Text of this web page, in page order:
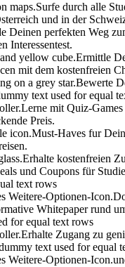
Surfe durch alle
und in der
Deinen perfekten Weg
Interessentest.
Ermittle
mit dem kostenfreien
Bewerte
text used for equal
Lerne mit Quiz-
Preis.
Must-Haves fur
Erhalte kostenfreien
und Coupons für
text rows
Whitepaper rund
for equal text rows
Erhalte Zugang zu
text used for equal